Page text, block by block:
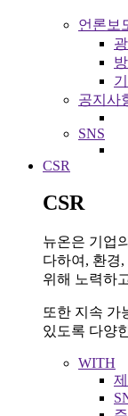
언론보
공지사
SNS
CSR
CSR
뉴온은 기업
다하여, 환경
위해 노력하
또한 지속 가
있도록 다양
WITH